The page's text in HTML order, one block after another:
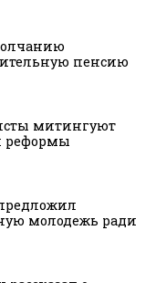
пенсию
митингуют
реформы
молодежь ради